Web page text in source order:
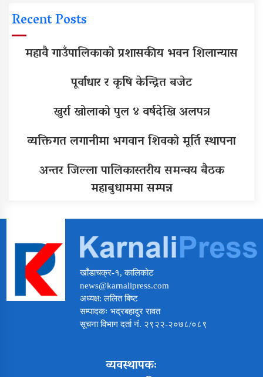
Recent Posts
महावै गाउँपालिकाको प्रशासकीय भवन शिलान्यास
पूर्वाधार र कृषि केन्द्रित बजेट
खुर्रा खोलाको पुल ४ वर्षदेखि अलपत्र
व्यक्तिगत लगानीमा भगवान शिवको मूर्ति स्थापना
अन्तर जिल्ला पालिकास्तरीय समन्वय बैठक
महाबुधाममा सम्पन्न
खाँडाचक्र-१, कालिकोट
news@karnalipress.com
अध्यक्ष: ललित बिष्ट
सम्पादकः भद्रबहादुर रावत
सूचना विभाग दर्ता नं. २९२२-२०७८/०८९
व्यवस्थापकः